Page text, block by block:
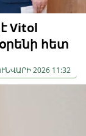
Vitol
հետ
2026 11:32